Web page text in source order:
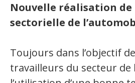
Hébergement et restauration
Plastiques et composites
Télécommunications
Nouvelle réalisation
sectorielle de
Toujours dans l’objectif
travailleurs du secteur de